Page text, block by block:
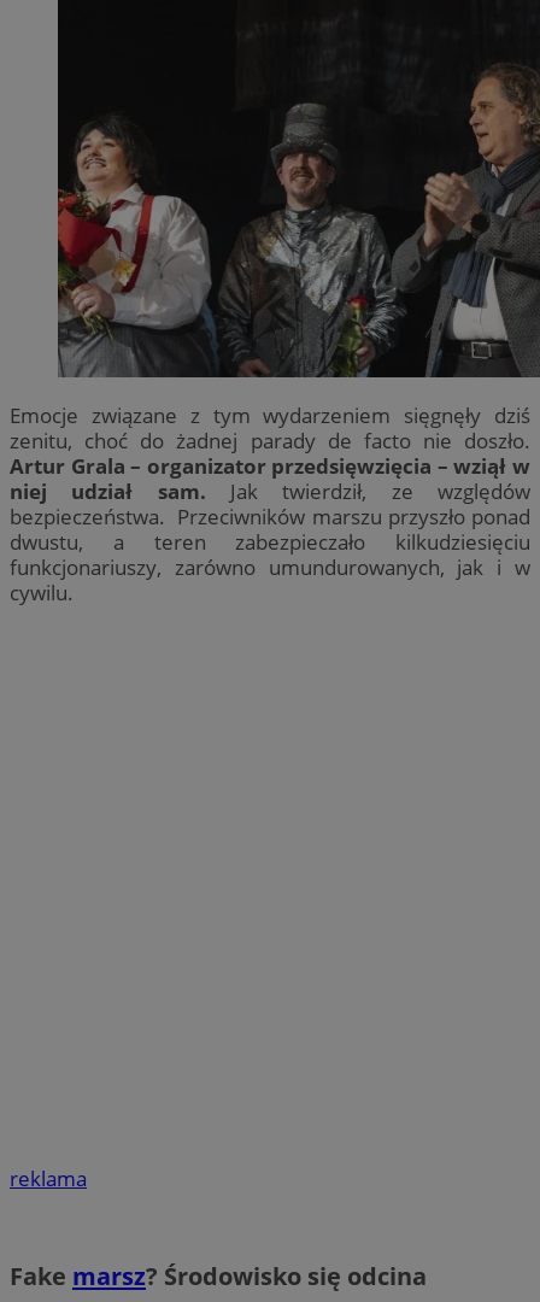
Emocje związane z tym wydarzeniem sięgnęły dziś
zenitu, choć do żadnej parady de facto nie doszło.
Artur Grala – organizator przedsięwzięcia – wziął w
niej udział sam. Jak twierdził, ze względów
bezpieczeństwa. Przeciwników marszu przyszło ponad
dwustu, a teren zabezpieczało kilkudziesięciu
funkcjonariuszy, zarówno umundurowanych, jak i w
cywilu.
reklama
Fake marsz? Środowisko się odcina